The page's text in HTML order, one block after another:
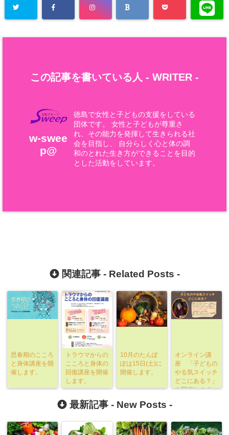
この記事を書いている人 - WRITER -
w-swee
p@
徳島で女性と子どもの支援をしている
団体です。 女性と子どもが尊重さ
れ、その能力を発揮して生きられる社
会を目指し、 自分らしく心と体の調
和のとれた生き方ができることを目的
とした活動をしています。
関連記事 - Related Posts -
思春期のこころ
と身体講座を開
催します。
トラウマからの
こころと身体の
回復講座を開催
します。
10月のたんぽ
ぽは15日(土)に
開催します。
オンライン講
座 「子どもの
やる気スイッチ
どこにある？」
を開催します
最新記事 - New Posts -